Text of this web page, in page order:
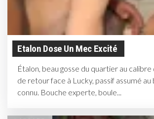
Etalon Dose Un Mec Excité
Étalon, beau gosse du quartier au
de retour face à Lucky, passif assumé au
connu. Bouche experte, boule...